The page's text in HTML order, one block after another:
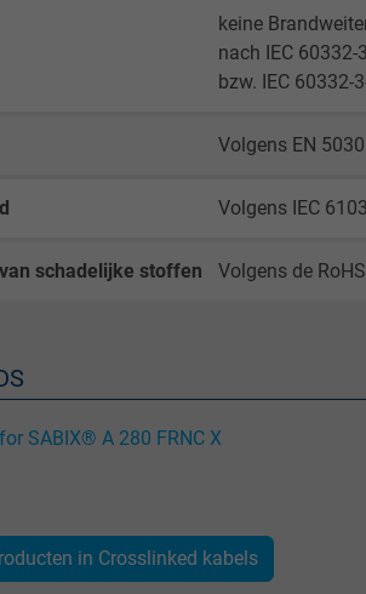
Purpose
visitor
Google
Expire
keine
nach IEC 60332-
bzw. IEC 60332-
Volgens EN
Volgens IEC
schadelijke stoffen Volgens de
SABIX® A 280 FRNC X
in Crosslinked kabels